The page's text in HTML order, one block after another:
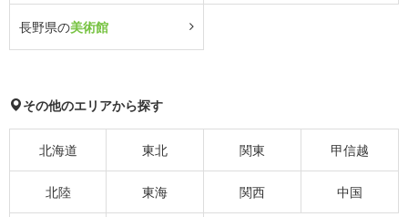
長野県の美術館
その他のエリアから探す
北海道 東北 関東 甲信越
北陸 東海 関西 中国